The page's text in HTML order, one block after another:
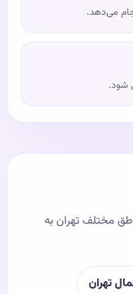
می‌دهد.
شود.
مختلف تهران به
تهران